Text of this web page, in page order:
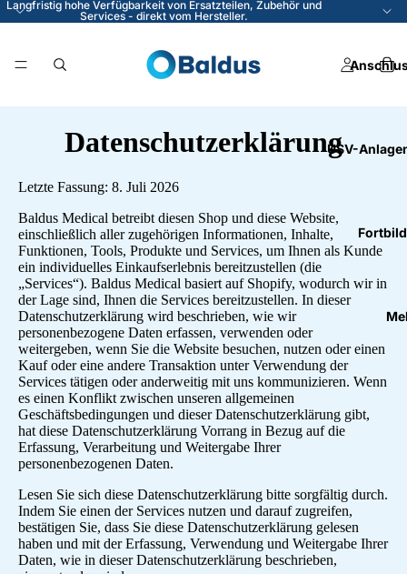
Langfristig hohe Verfügbarkeit von Ersatzteilen, Zubehör und
Services - direkt vom Hersteller.
USV-
Datenschutzerklärung
Letzte Fassung: 8. Juli 2026
Baldus Medical betreibt diesen Shop und diese Website,
einschließlich aller zugehörigen Informationen, Inhalte,
Funktionen, Tools, Produkte und Services, um Ihnen als Kunde
ein individuelles Einkaufserlebnis bereitzustellen (die
„Services“). Baldus Medical basiert auf Shopify, wodurch wir in
der Lage sind, Ihnen die Services bereitzustellen. In dieser
Datenschutzerklärung wird beschrieben, wie wir
personenbezogene Daten erfassen, verwenden oder
weitergeben, wenn Sie die Website besuchen, nutzen oder einen
Kauf oder eine andere Transaktion unter Verwendung der
Services tätigen oder anderweitig mit uns kommunizieren. Wenn
es einen Konflikt zwischen unseren allgemeinen
Geschäftsbedingungen und dieser Datenschutzerklärung gibt,
hat diese Datenschutzerklärung Vorrang in Bezug auf die
Erfassung, Verarbeitung und Weitergabe Ihrer
personenbezogenen Daten.
Lesen Sie sich diese Datenschutzerklärung bitte sorgfältig durch.
Indem Sie einen der Services nutzen und darauf zugreifen,
bestätigen Sie, dass Sie diese Datenschutzerklärung gelesen
haben und mit der Erfassung, Verwendung und Weitergabe Ihrer
Daten, wie in dieser Datenschutzerklärung beschrieben,